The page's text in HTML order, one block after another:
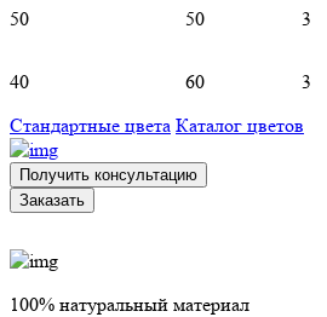
50 50 3
40 60 3
Стандартные цвета Каталог цветов
Получить консультацию
Заказать
100% натуральный материал